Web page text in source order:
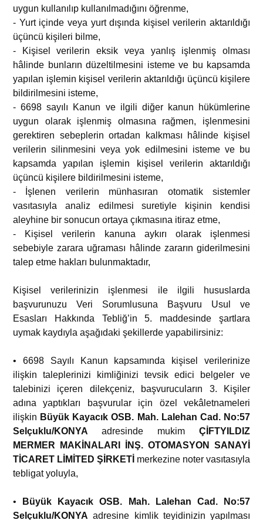
uygun kullanılıp kullanılmadığını öğrenme,
- Yurt içinde veya yurt dışında kişisel verilerin aktarıldığı
üçüncü kişileri bilme,
- Kişisel verilerin eksik veya yanlış işlenmiş olması
hâlinde bunların düzeltilmesini isteme ve bu kapsamda
yapılan işlemin kişisel verilerin aktarıldığı üçüncü kişilere
bildirilmesini isteme,
- 6698 sayılı Kanun ve ilgili diğer kanun hükümlerine
uygun olarak işlenmiş olmasına rağmen, işlenmesini
gerektiren sebeplerin ortadan kalkması hâlinde kişisel
verilerin silinmesini veya yok edilmesini isteme ve bu
kapsamda yapılan işlemin kişisel verilerin aktarıldığı
üçüncü kişilere bildirilmesini isteme,
- İşlenen verilerin münhasıran otomatik sistemler
vasıtasıyla analiz edilmesi suretiyle kişinin kendisi
aleyhine bir sonucun ortaya çıkmasına itiraz etme,
- Kişisel verilerin kanuna aykırı olarak işlenmesi
sebebiyle zarara uğraması hâlinde zararın giderilmesini
talep etme hakları bulunmaktadır,
Kişisel verilerinizin işlenmesi ile ilgili hususlarda
başvurunuzu Veri Sorumlusuna Başvuru Usul ve
Esasları Hakkında Tebliğ’in 5. maddesinde şartlara
uymak kaydıyla aşağıdaki şekillerde yapabilirsiniz:
• 6698 Sayılı Kanun kapsamında kişisel verilerinize
ilişkin taleplerinizi kimliğinizi tevsik edici belgeler ve
talebinizi içeren dilekçeniz, başvurucuların 3. Kişiler
adına yaptıkları başvurular için özel vekâletnameleri
ilişkin Büyük Kayacık OSB. Mah. Lalehan Cad. No:57
Selçuklu/KONYA adresinde mukim ÇİFTYILDIZ
MERMER MAKİNALARI İNŞ. OTOMASYON SANAYİ
TİCARET LİMİTED ŞİRKETİ merkezine noter vasıtasıyla
tebligat yoluyla,
•
Büyük Kayacık OSB. Mah. Lalehan Cad. No:57
Selçuklu/KONYA adresine kimlik teyidinizin yapılması